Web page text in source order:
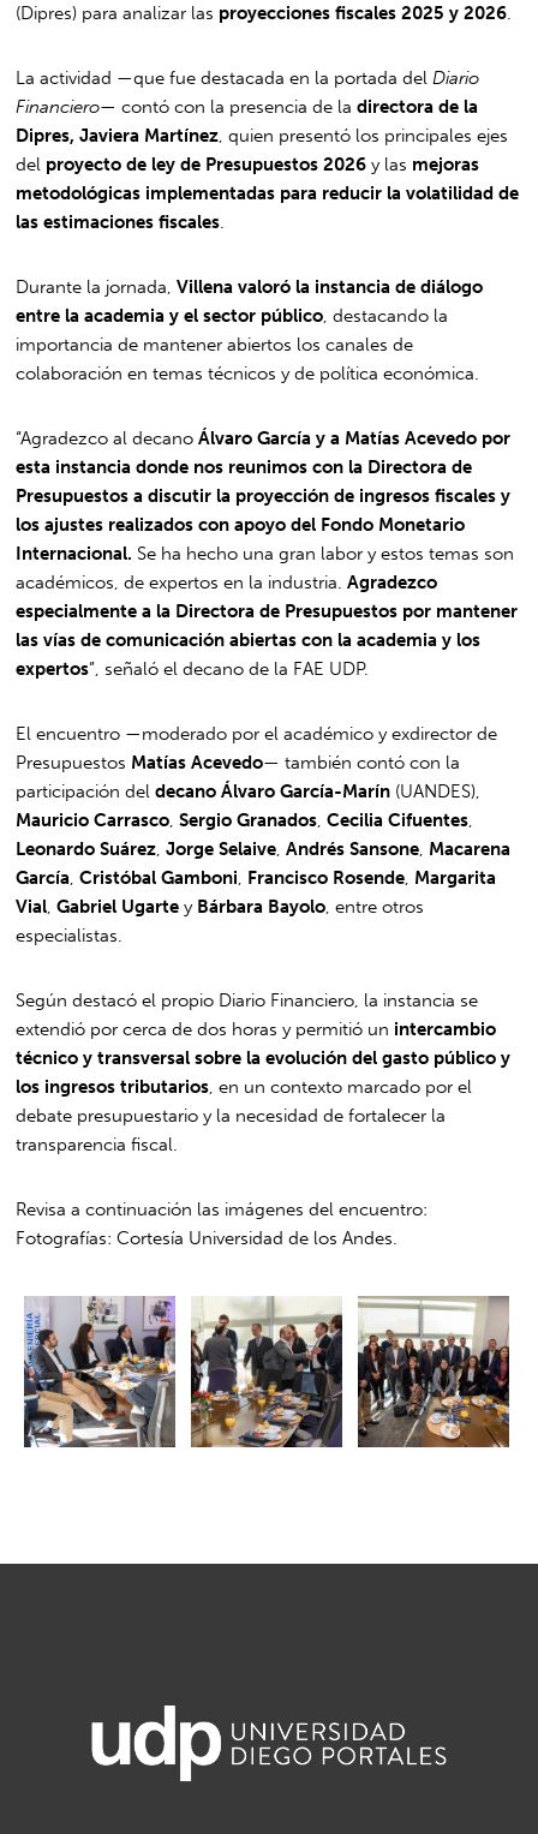
(Dipres) para analizar las proyecciones fiscales 2025 y 2026
La actividad —que fue destacada en la portada del Diario
Financiero— contó con la presencia de ladirectora de la
Dipres, Javiera Martínez , quien presentó los principales ejes
del proyecto de ley de Presupuestos 2026 y las mejoras
metodológicas implementadas para reducir la volatilidad de
las estimaciones fiscales
Durante la jornada,Villena valoró la instancia de diálogo
entre la academia y el sector público , destacando la
importancia de mantener abiertos los canales de
colaboración en temas técnicos y de política económica.
“Agradezco al decano Álvaro García y a Matías Acevedo por
esta instancia donde nos reunimos con la Directora de
Presupuestos a discutir la proyección de ingresos fiscales y
los ajustes realizados con apoyo del Fondo Monetario
Internacional. Se ha hecho una gran labor y estos temas son
académicos, de expertos en la industria. Agradezco
especialmente a la Directora de Presupuestos por mantener
las vías de comunicación abiertas con la academia y los
expertos”, señaló el decano de la FAE UDP.
El encuentro —moderado por el académico y exdirector de
Presupuestos Matías Acevedo— también contó con la
participación deldecano Álvaro García-Marín (UANDES),
Mauricio Carrasco ,Sergio Granados ,Cecilia Cifuentes
Leonardo Suárez ,Jorge Selaive ,Andrés Sansone Macarena
García ,Cristóbal Gamboni Francisco Rosende Margarita
Vial ,Gabriel Ugarte y Bárbara Bayolo , entre otros
especialistas.
Según destacó el propio Diario Financiero, la instancia se
extendió por cerca de dos horas y permitió un intercambio
técnico y transversal sobre la evolución del gasto público y
los ingresos tributarios , en un contexto marcado por el
debate presupuestario y la necesidad de fortalecer la
transparencia fiscal.
Revisa a continuación las imágenes del encuentro:
Fotografías: Cortesía Universidad de los Andes.